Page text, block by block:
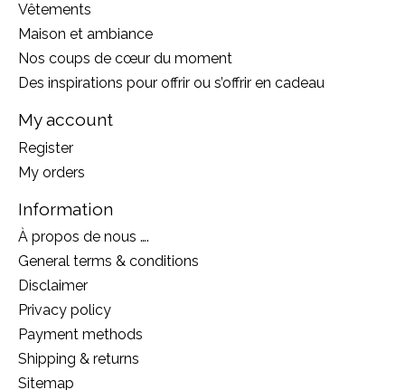
Vêtements
Maison et ambiance
Nos coups de cœur du moment
Des inspirations pour offrir ou s’offrir en cadeau
My account
Register
My orders
Information
À propos de nous ….
General terms & conditions
Disclaimer
Privacy policy
Payment methods
Shipping & returns
Sitemap